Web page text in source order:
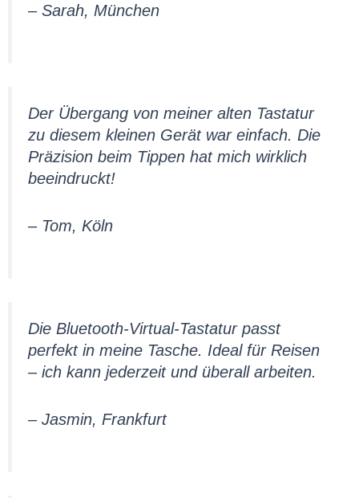
– Sarah, München
Der Übergang von meiner alten Tastatur
zu diesem kleinen Gerät war einfach. Die
Präzision beim Tippen hat mich wirklich
beeindruckt!
– Tom, Köln
Die Bluetooth-Virtual-Tastatur passt
perfekt in meine Tasche. Ideal für Reisen
– ich kann jederzeit und überall arbeiten.
– Jasmin, Frankfurt